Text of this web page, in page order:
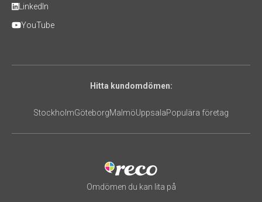
LinkedIn
YouTube
Hitta kundomdömen:
StockholmGöteborgMalmöUppsalaPopulära företag
Omdömen du kan lita på